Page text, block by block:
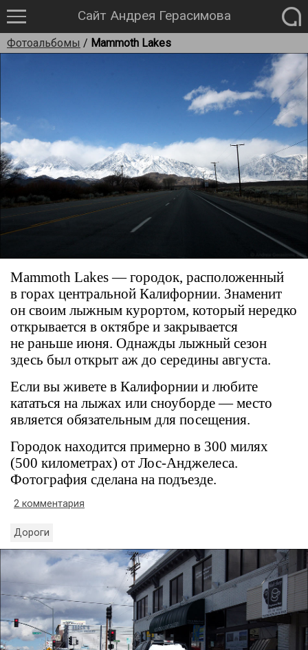
Сайт Андрея Герасимова
Фотоальбомы / Mammoth Lakes
Mammoth Lakes — городок, расположенный
в горах центральной Калифорнии. Знаменит
он своим лыжным курортом, который нередко
открывается в октябре и закрывается
не раньше июня. Однажды лыжный сезон
здесь был открыт аж до середины августа.
Если вы живете в Калифорнии и любите
кататься на лыжах или сноуборде — место
является обязательным для посещения.
Городок находится примерно в 300 милях
(500 километрах) от Лос-Анджелеса.
Фотография сделана на подъезде.
2 комментария
Дороги